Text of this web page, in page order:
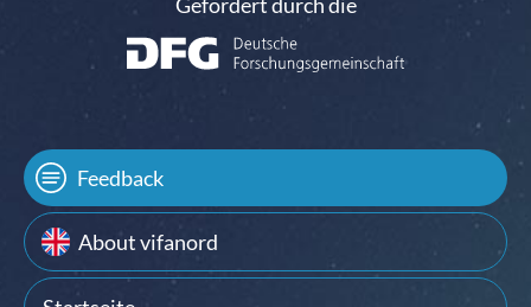
Feedback
About vifanord